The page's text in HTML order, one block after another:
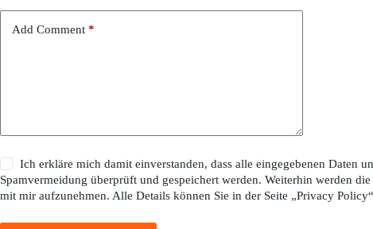
Add Comment *
Ich erkläre mich damit einverstanden, dass alle eingegebenen Daten
Spamvermeidung überprüft und gespeichert werden. Weiterhin werden
mit mir aufzunehmen. Alle Details können Sie in der Seite „Privacy Policy